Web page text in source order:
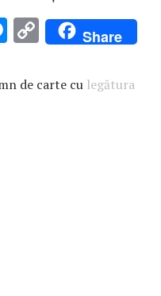
M
se
C
o
p
Share
de carte cu legătura